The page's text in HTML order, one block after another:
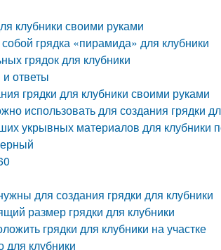
клубники своими руками
грядка «пирамида» для клубники
грядок для клубники
ответы
грядки для клубники своими руками
использовать для создания грядки
укрывных материалов для клубники
для создания грядки для клубники
размер грядки для клубники
грядки для клубники на участке
для клубники